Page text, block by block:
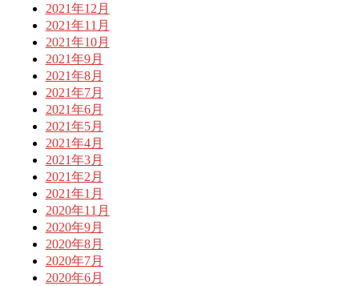
2021年12月
2021年11月
2021年10月
2021年9月
2021年8月
2021年7月
2021年6月
2021年5月
2021年4月
2021年3月
2021年2月
2021年1月
2020年11月
2020年9月
2020年8月
2020年7月
2020年6月